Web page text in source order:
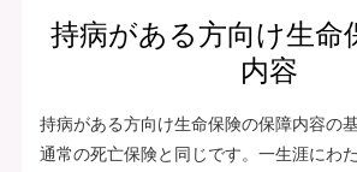
持病がある方向け生命
内容
持病がある方向け生命保険の保障内容の
通常の死亡保険と同じです。一生涯にわ